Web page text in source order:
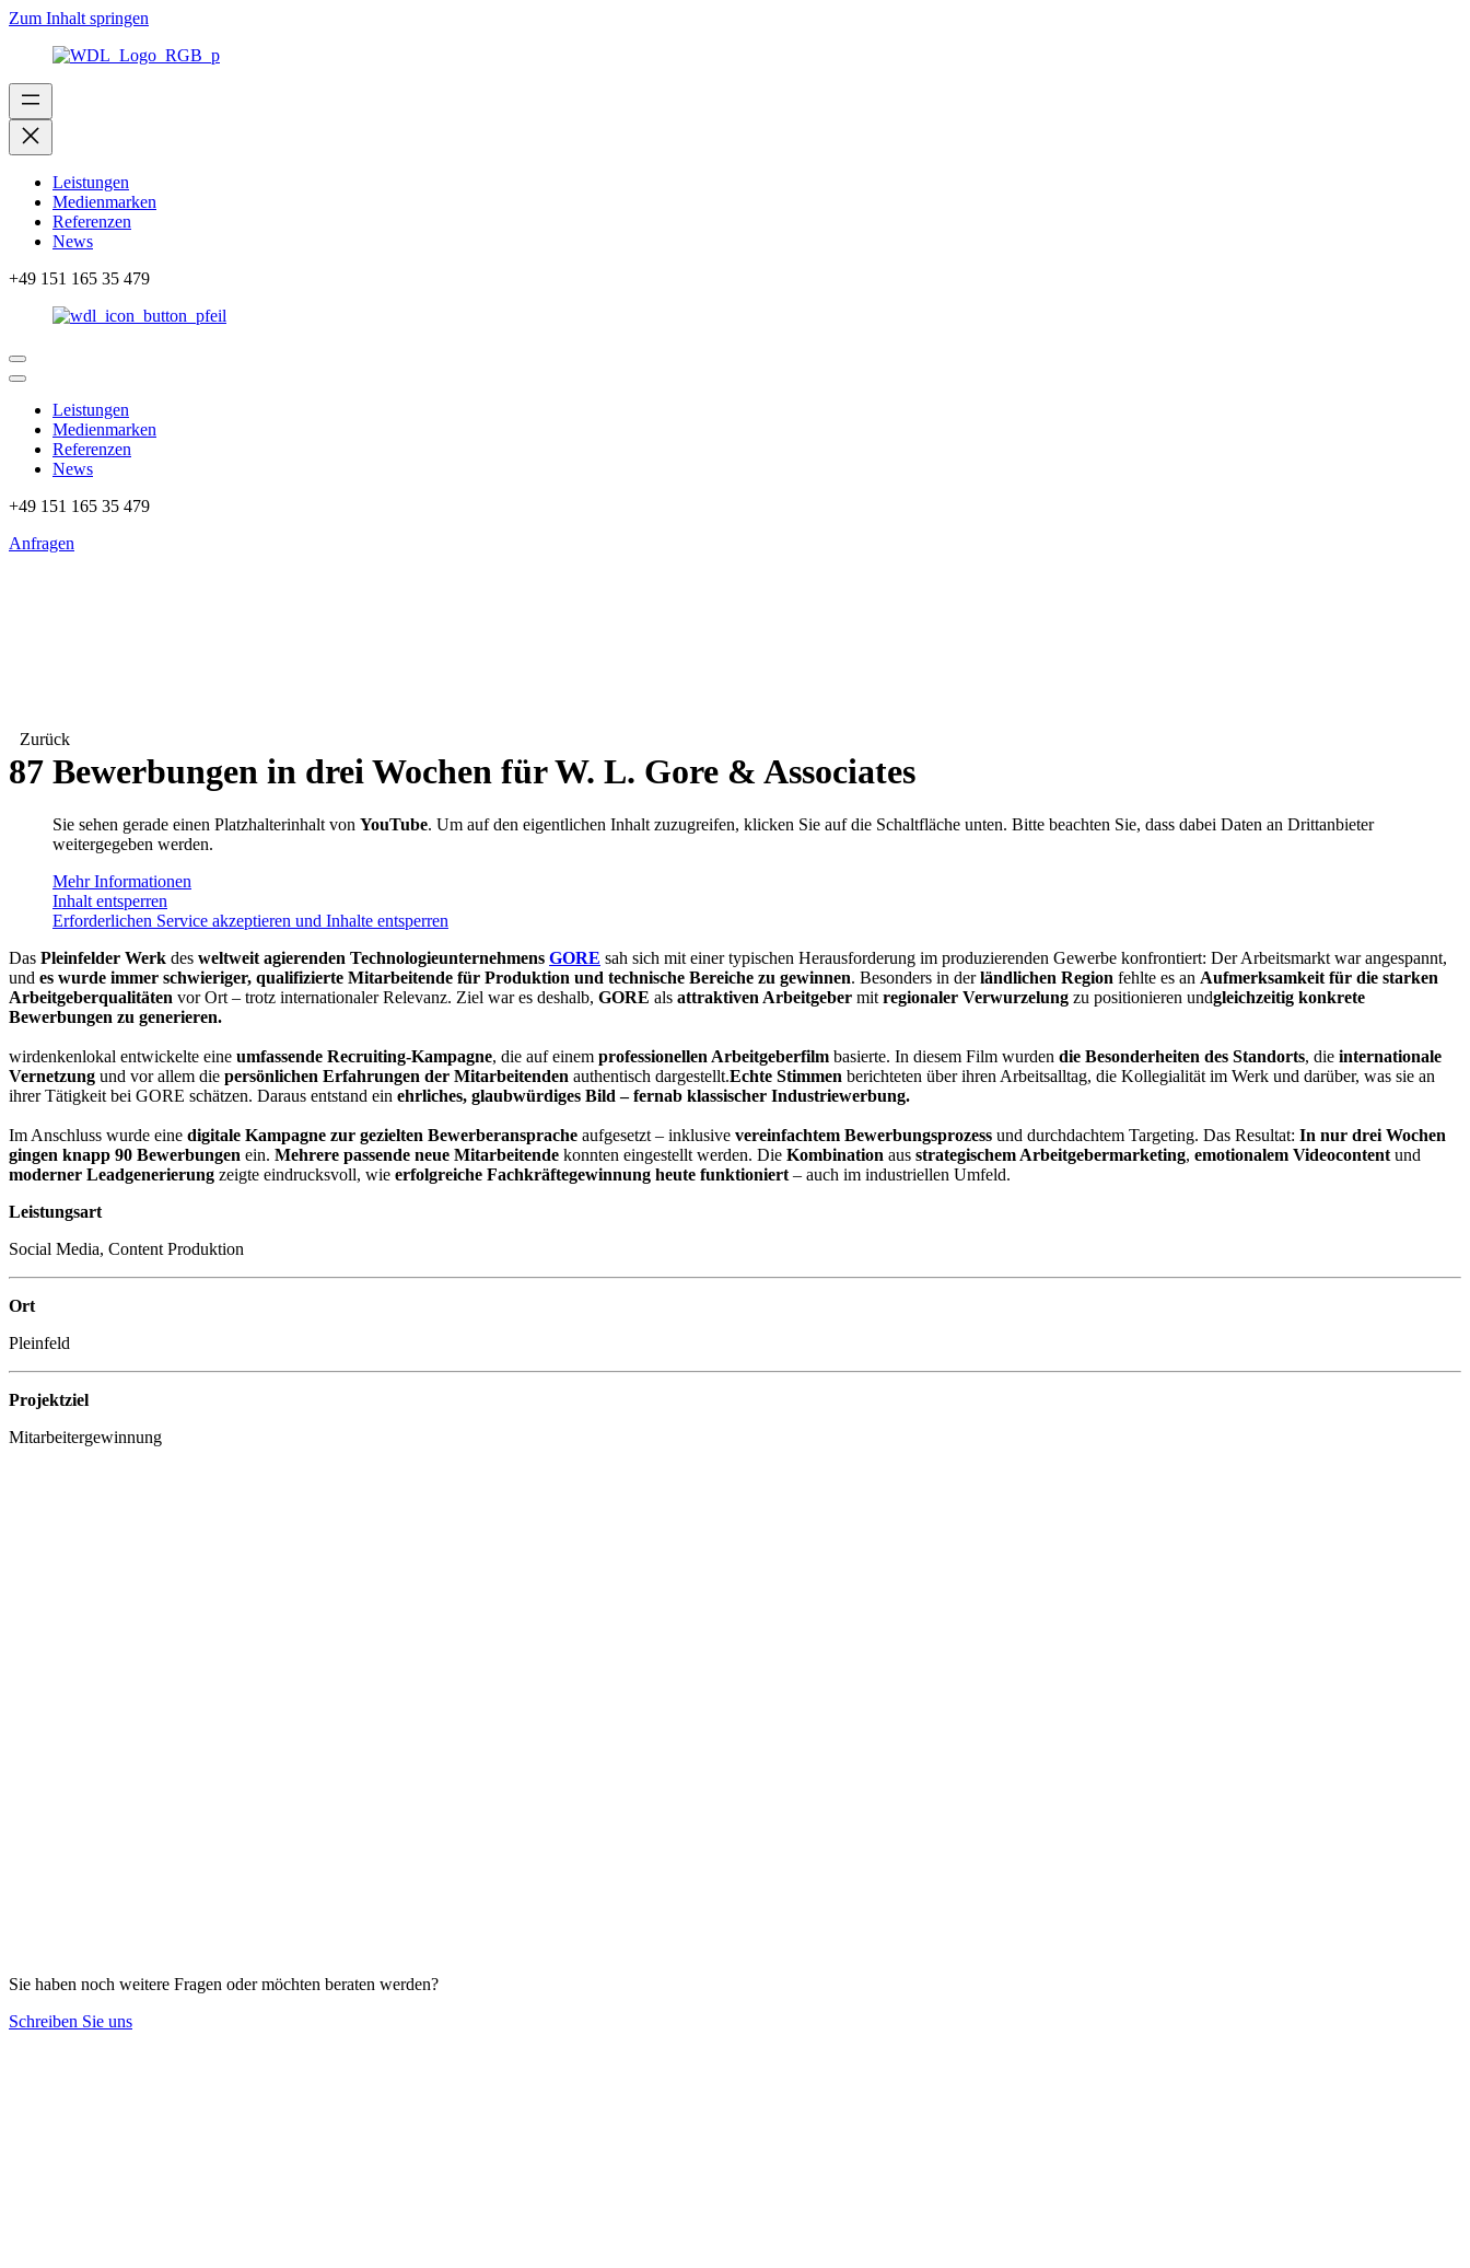
Zum Inhalt springen
Leistungen
Medienmarken
Referenzen
News
+49 151 165 35 479
Leistungen
Medienmarken
Referenzen
News
+49 151 165 35 479
Anfragen
Zurück
87 Bewerbungen in drei Wochen für W. L. Gore & Associates
Sie sehen gerade einen Platzhalterinhalt von YouTube. Um auf den eigentlichen Inhalt zuzugreifen, klicken Sie auf die Schaltfläche unten. Bitte beachten Sie, dass dabei Daten an Drittanbieter
weitergegeben werden.
Mehr Informationen
Inhalt entsperren
Erforderlichen Service akzeptieren und Inhalte entsperren
Das Pleinfelder Werk des weltweit agierenden Technologieunternehmens GORE sah sich mit einer typischen Herausforderung im produzierenden Gewerbe konfrontiert: Der Arbeitsmarkt war angespannt,
und es wurde immer schwieriger, qualifizierte Mitarbeitende für Produktion und technische Bereiche zu gewinnen. Besonders in derländlichen Region fehlte es an Aufmerksamkeit für die starken
Arbeitgeberqualitäten vor Ort – trotz internationaler Relevanz. Ziel war es deshalb, GORE als attraktiven Arbeitgeber mit regionaler Verwurzelung zu positionieren undgleichzeitig konkrete
Bewerbungen zu generieren.
wirdenkenlokal entwickelte eine umfassende Recruiting-Kampagne, die auf einem professionellen Arbeitgeberfilm basierte. In diesem Film wurden die Besonderheiten des Standorts, die internationale
Vernetzung und vor allem die persönlichen Erfahrungen der Mitarbeitenden authentisch dargestellt.Echte Stimmen berichteten über ihren Arbeitsalltag, die Kollegialität im Werk und darüber, was sie an
ihrer Tätigkeit bei GORE schätzen. Daraus entstand ein ehrliches, glaubwürdiges Bild – fernab klassischer Industriewerbung.
Im Anschluss wurde eine digitale Kampagne zur gezielten Bewerberansprache aufgesetzt – inklusive vereinfachtem Bewerbungsprozess und durchdachtem Targeting. Das Resultat: In nur drei Wochen
gingen knapp 90 Bewerbungen ein. Mehrere passende neue Mitarbeitende konnten eingestellt werden. Die Kombination aus strategischem Arbeitgebermarketing, emotionalem Videocontent und
moderner Leadgenerierung zeigte eindrucksvoll, wie erfolgreiche Fachkräftegewinnung heute funktioniert – auch im industriellen Umfeld.
Leistungsart
Social Media, Content Produktion
Ort
Pleinfeld
Projektziel
Mitarbeitergewinnung
Sie haben noch weitere Fragen oder möchten beraten werden?
Schreiben Sie uns